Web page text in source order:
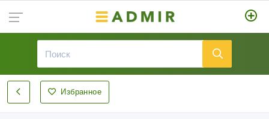
Избранное